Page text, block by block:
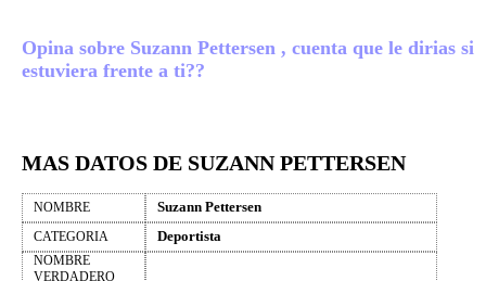
Opina sobre Suzann Pettersen , cuenta que le dirias si
estuviera frente a ti??
MAS DATOS DE SUZANN PETTERSEN
NOMBRE Suzann Pettersen
CATEGORIA Deportista
NOMBRE
VERDADERO